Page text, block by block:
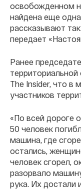
освобожденном
найдена еще
рассказывают
передает
Ранее
The Insider, что в
участников
«По всей дороге
50 человек
машина, где
остались,
человек сгорел,
разорвало
рука. Их достали